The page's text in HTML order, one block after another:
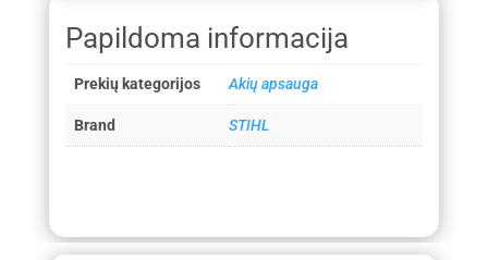
Papildoma informacija
Prekių kategorijos Akių apsauga
Brand STIHL